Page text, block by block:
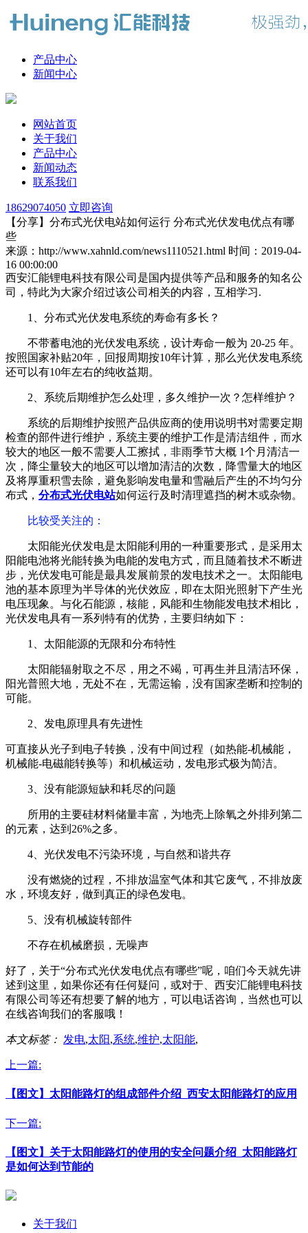
产品中心
新闻中心
网站首页
关于我们
产品中心
新闻动态
联系我们
18629074050 立即咨询
【分享】分布式光伏电站如何运行 分布式光伏发电优点有哪
些
来源：http://www.xahnld.com/news1110521.html 时间：2019-04-
16 00:00:00
西安汇能锂电科技有限公司是国内提供等产品和服务的知名公
司，特此为大家介绍过该公司相关的内容，互相学习.
1、分布式光伏发电系统的寿命有多长？
不带蓄电池的光伏发电系统，设计寿命一般为 20-25 年。
按照国家补贴20年，回报周期按10年计算，那么光伏发电系统
还可以有10年左右的纯收益期。
2、系统后期维护怎么处理，多久维护一次？怎样维护？
系统的后期维护按照产品供应商的使用说明书对需要定期
检查的部件进行维护，系统主要的维护工作是清洁组件，而水
较大的地区一般不需要人工擦拭，非雨季节大概 1个月清洁一
次，降尘量较大的地区可以增加清洁的次数，降雪量大的地区
及将厚重积雪去除，避免影响发电量和雪融后产生的不均匀分
布式， 分布式光伏电站如何运行及时清理遮挡的树木或杂物。
比较受关注的 ：
太阳能光伏发电是太阳能利用的一种重要形式，是采用太
阳能电池将光能转换为电能的发电方式，而且随着技术不断进
步，光伏发电可能是最具发展前景的发电技术之一。太阳能电
池的基本原理为半导体的光伏效应，即在太阳光照射下产生光
电压现象。与化石能源，核能，风能和生物能发电技术相比，
光伏发电具有一系列特有的优势，主要归纳如下：
1、太阳能源的无限和分布特性
太阳能辐射取之不尽，用之不竭，可再生并且清洁环保，
阳光普照大地，无处不在，无需运输，没有国家垄断和控制的
可能。
2、发电原理具有先进性
可直接从光子到电子转换，没有中间过程（如热能-机械能，
机械能-电磁能转换等）和机械运动，发电形式极为简洁。
3、没有能源短缺和耗尽的问题
所用的主要硅材料储量丰富，为地壳上除氧之外排列第二
的元素，达到26%之多。
4、光伏发电不污染环境，与自然和谐共存
没有燃烧的过程，不排放温室气体和其它废气，不排放废
水，环境友好，做到真正的绿色发电。
5、没有机械旋转部件
不存在机械磨损，无噪声
好了，关于“分布式光伏发电优点有哪些”呢，咱们今天就先讲
述到这里，如果你还有任何疑问，或对于、西安汇能锂电科技
有限公司等还有想要了解的地方，可以电话咨询，当然也可以
在线咨询我们的客服哦！
本文标签： 发电,太阳,系统,维护,太阳能,
上一篇:
【图文】太阳能路灯的组成部件介绍_西安太阳能路灯的应用
下一篇:
【图文】关于太阳能路灯的使用的安全问题介绍_太阳能路灯
是如何达到节能的
关于我们